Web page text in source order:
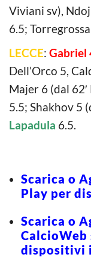
Viviani sv), Ndoj
6.5;
LECCE: Gabriel
Dell’Orco 5,
Majer 6 (dal
5.5; Shakhov 5
Lapadula 6.5.
Scarica o
Play per
Scarica o
CalcioWeb
dispositivi